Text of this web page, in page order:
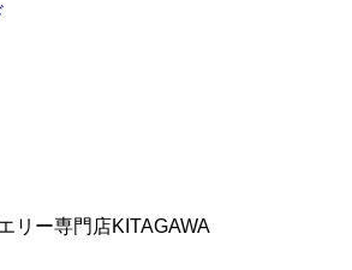
リー専門店KITAGAWA